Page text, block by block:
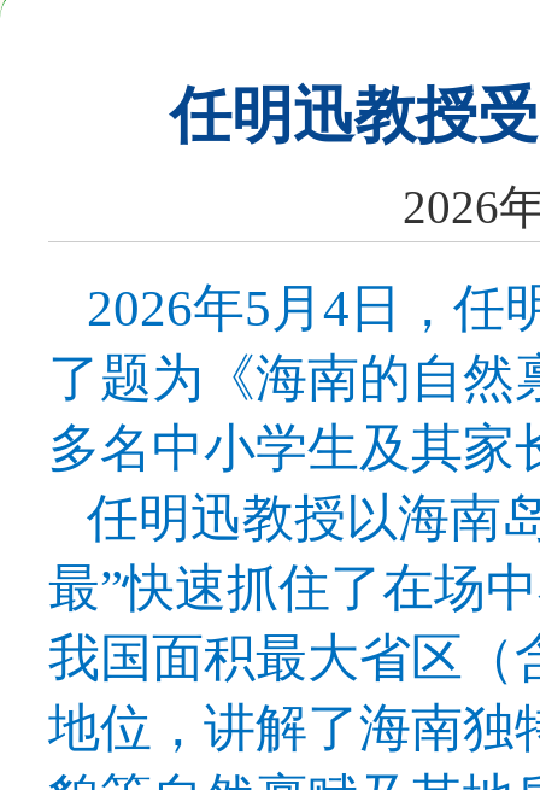
任明迅教授
2026
2026年5 月 4 日，任
了题为 《海南的自然
多名中小学生及其家
任明迅教授以海南
最”快速抓住了在场
我国面积最大省区（
地位， 讲解了海南独